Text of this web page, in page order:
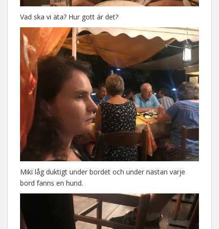
Vad ska vi äta? Hur gott är det?
Miki låg duktigt under bordet och under nästan varje
bord fanns en hund.